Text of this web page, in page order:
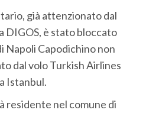
già attenzionato dal
DIGOS, è stato bloccato
Napoli Capodichino non
dal volo Turkish Airlines
Istanbul.
residente nel comune di